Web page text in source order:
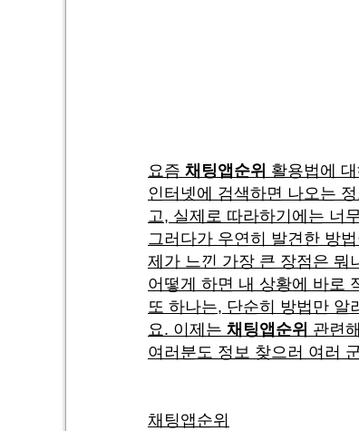
요즘 채팅앱순위 활용법에
인터넷에 검색하면 나오는
고, 실제로 따라하기에는 너
그러다가 우연히 발견한 방
제가 느낀 가장 큰 장점은 뭐
어떻게 하면 내 상황에 바로
또 하나는, 단순히 방법만 알
요. 이제는 채팅앱순위 관련
여러분도 정보 찾으러 여러
채팅앱순위